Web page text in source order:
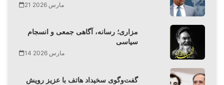
21 مارس 2026
مزاری؛ رسانه، آگاهی جمعی و انسجام
سیاسی
14 مارس 2026
گفت‌وگوی سخیداد هاتف با عزیز رویش